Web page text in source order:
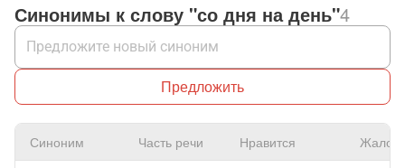
Синонимы к слову "со дня на день"4
Предложить
Синоним Часть речи Нравится